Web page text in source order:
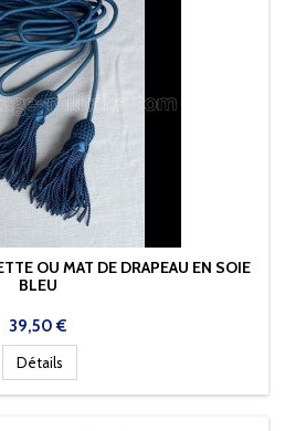
OU MAT DE DRAPEAU EN SOIE
BLEU
Prix
39,50 €
Détails